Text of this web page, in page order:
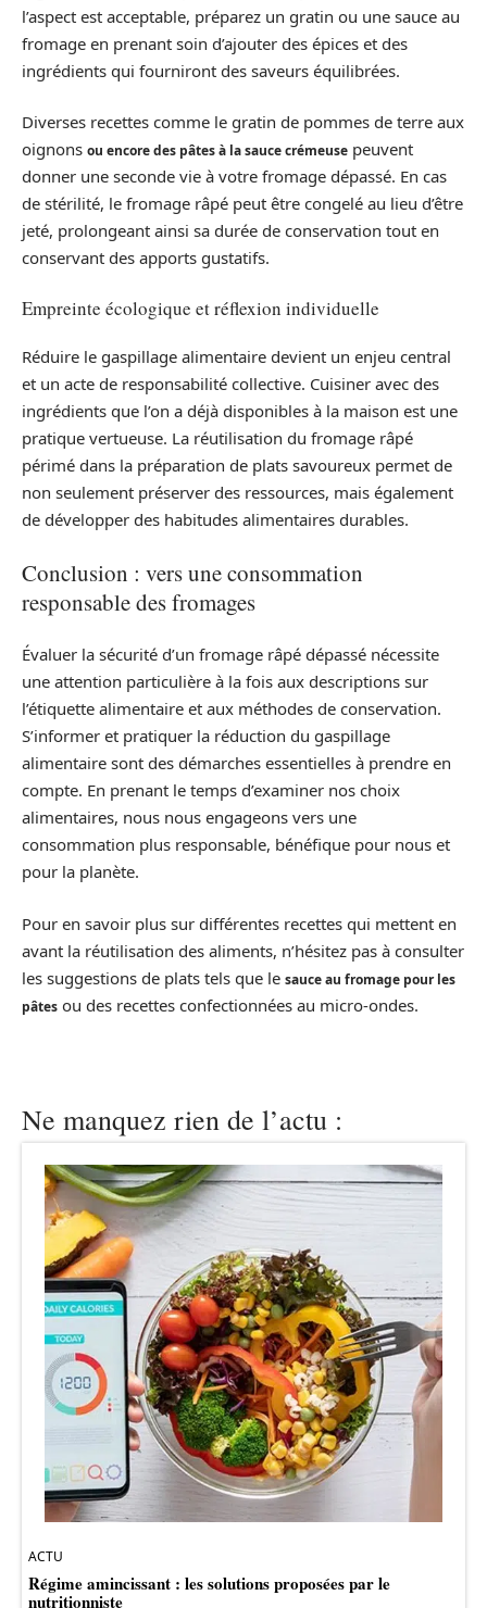
l’aspect est acceptable, préparez un gratin ou une sauce au
fromage en prenant soin d’ajouter des épices et des
ingrédients qui fourniront des saveurs équilibrées.
Diverses recettes comme le gratin de pommes de terre aux
oignons ou encore des pâtes à la sauce crémeuse peuvent
donner une seconde vie à votre fromage dépassé. En cas
de stérilité, le fromage râpé peut être congelé au lieu d’être
jeté, prolongeant ainsi sa durée de conservation tout en
conservant des apports gustatifs.
Empreinte écologique et réflexion individuelle
Réduire le gaspillage alimentaire devient un enjeu central
et un acte de responsabilité collective. Cuisiner avec des
ingrédients que l’on a déjà disponibles à la maison est une
pratique vertueuse. La réutilisation du fromage râpé
périmé dans la préparation de plats savoureux permet de
non seulement préserver des ressources, mais également
de développer des habitudes alimentaires durables.
Conclusion : vers une consommation
responsable des fromages
Évaluer la sécurité d’un fromage râpé dépassé nécessite
une attention particulière à la fois aux descriptions sur
l’étiquette alimentaire et aux méthodes de conservation.
S’informer et pratiquer la réduction du gaspillage
alimentaire sont des démarches essentielles à prendre en
compte. En prenant le temps d’examiner nos choix
alimentaires, nous nous engageons vers une
consommation plus responsable, bénéfique pour nous et
pour la planète.
Pour en savoir plus sur différentes recettes qui mettent en
avant la réutilisation des aliments, n’hésitez pas à consulter
les suggestions de plats tels que le sauce au fromage pour les
pâtes ou des recettes confectionnées au micro-ondes.
Ne manquez rien de l’actu :
ACTU
Régime amincissant : les solutions proposées par le
nutritionniste